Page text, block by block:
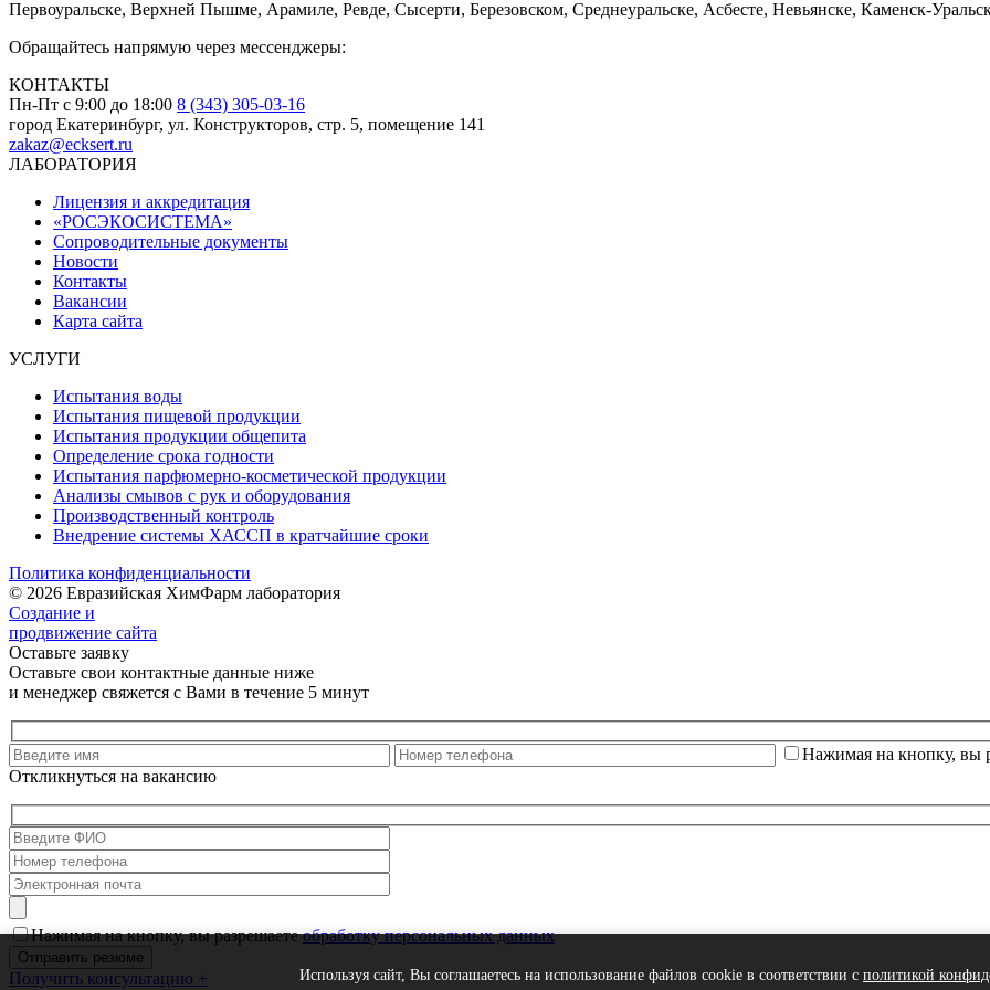
Первоуральске, Верхней Пышме, Арамиле, Ревде, Сысерти, Березовском, Среднеуральске, Асбесте, Невьянске, Каменск-
Обращайтесь напрямую через мессенджеры:
КОНТАКТЫ
Пн-Пт с 9:00 до 18:00 8 (343) 305-03-16
город Екатеринбург, ул. Конструкторов, стр. 5, помещение 141
zakaz@ecksert.ru
ЛАБОРАТОРИЯ
Лицензия и аккредитация
«РОСЭКОСИСТЕМА»
Сопроводительные документы
Новости
Контакты
Вакансии
Карта сайта
УСЛУГИ
Испытания воды
Испытания пищевой продукции
Испытания продукции общепита
Определение срока годности
Испытания парфюмерно-косметической продукции
Анализы смывов с рук и оборудования
Производственный контроль
Внедрение системы ХАССП в кратчайшие сроки
Политика конфиденциальности
© 2026 Евразийская ХимФарм лаборатория
Создание и
продвижение сайта
Оставьте заявку
Оставьте свои контактные данные ниже
и менеджер свяжется с Вами в течение 5 минут
Нажимая на кнопку, вы
Откликнуться на вакансию
Нажимая на кнопку, вы разрешаетеобработку персональных данных
Используя сайт, Вы соглашаетесь на использование файлов cookie в соответствии с политикой
Получить консультацию +